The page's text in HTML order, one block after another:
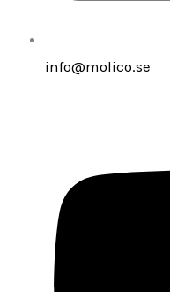
info@molico.se